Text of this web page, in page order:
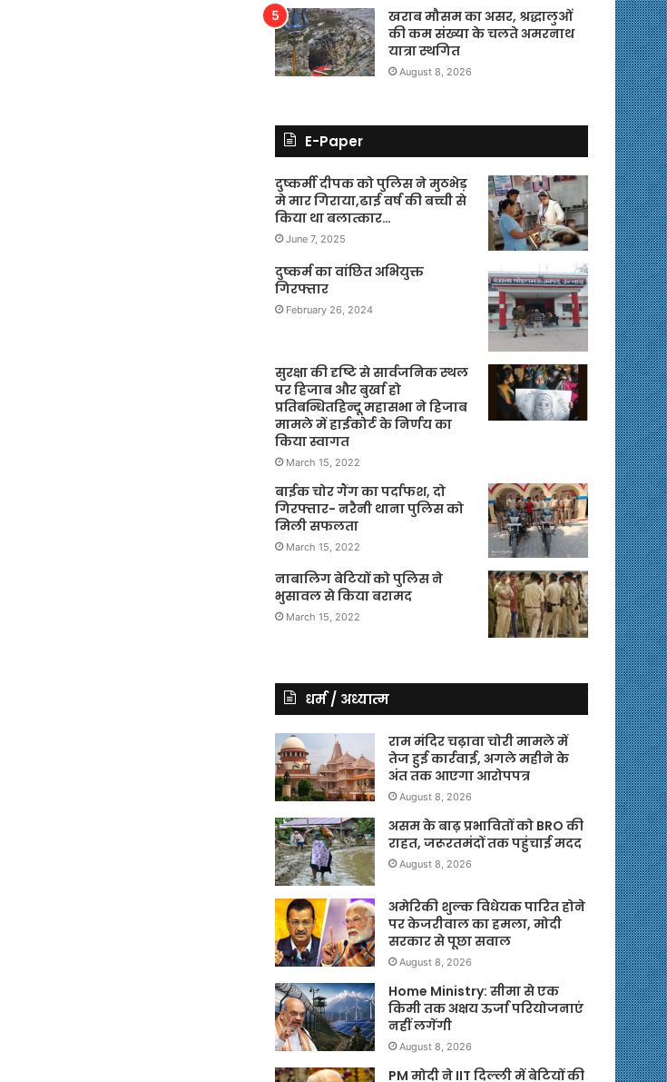
खराब मौसम का असर, श्रद्धालुओं
की कम संख्या के चलते अमरनाथ
यात्रा स्थगित
August 8, 2026
E-Paper
दुष्कर्मी दीपक को पुलिस ने मुठभेड़
मे मार गिराया,ढाई वर्ष की बच्ची से
किया था बलात्कार…
June 7, 2025
दुष्कर्म का वांछित अभियुक्त
गिरफ्तार
February 26, 2024
सुरक्षा की दृष्टि से सार्वजनिक स्थल
पर हिजाब और बुर्खा हो
प्रतिबन्धितहिन्दू महासभा ने हिजाब
मामले में हाईकोर्ट के निर्णय का
किया स्वागत
March 15, 2022
बाईक चोर गैंग का पर्दाफश, दो
गिरफ्तार- नरैनी थाना पुलिस को
मिली सफलता
March 15, 2022
नाबालिग बेटियों को पुलिस ने
भुसावल से किया बरामद
March 15, 2022
धर्म / अध्यात्म
राम मंदिर चढ़ावा चोरी मामले में
तेज हुई कार्रवाई, अगले महीने के
अंत तक आएगा आरोपपत्र
August 8, 2026
असम के बाढ़ प्रभावितों को BRO की
राहत, जरूरतमंदों तक पहुंचाई मदद
August 8, 2026
अमेरिकी शुल्क विधेयक पारित होने
पर केजरीवाल का हमला, मोदी
सरकार से पूछा सवाल
August 8, 2026
Home Ministry: सीमा से एक
किमी तक अक्षय ऊर्जा परियोजनाएं
नहीं लगेंगी
August 8, 2026
PM मोदी ने IIT दिल्ली में बेटियों की